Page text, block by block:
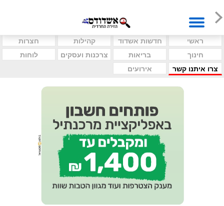
ראשי חדשות אשדוד קהילות
חצרות
חינוך
בריאות צרכנות ועסקים
לוחות
צרו איתנו קשר
אירועים